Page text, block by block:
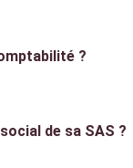
?
de sa SAS ?